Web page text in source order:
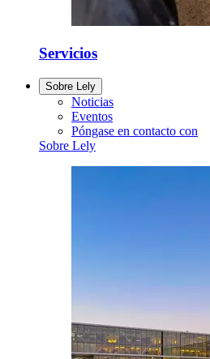
Servicios
Sobre Lely
Noticias
Eventos
Póngase en contacto con
Sobre Lely